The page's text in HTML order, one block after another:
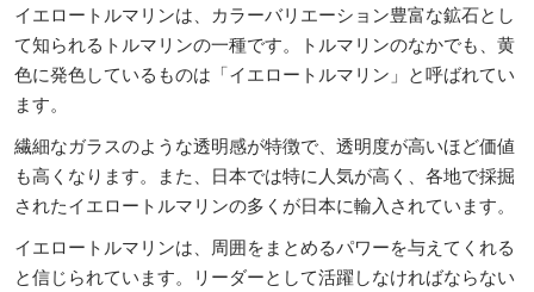
イエロートルマリンは、カラーバリエーション豊富な鉱石とし
て知られるトルマリンの一種です。トルマリンのなかでも、黄
色に発色しているものは「イエロートルマリン」と呼ばれてい
ます。
繊細なガラスのような透明感が特徴で、透明度が高いほど価値
も高くなります。また、日本では特に人気が高く、各地で採掘
されたイエロートルマリンの多くが日本に輸入されています。
イエロートルマリンは、周囲をまとめるパワーを与えてくれる
と信じられています。リーダーとして活躍しなければならない